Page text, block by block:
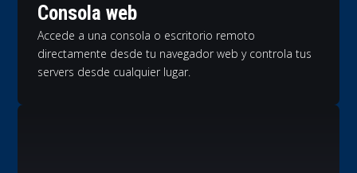
Consola web
Accede a una consola o escritorio remoto
directamente desde tu navegador web y controla tus
servers desde cualquier lugar.